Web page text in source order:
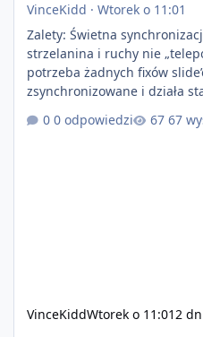
VinceKidd · Wtorek o 11:01
Zalety: Świetna
strzelanina i ruchy nie
potrzeba żadnych fixów
zsynchronizowane i działa stabilnie) Ładne
+ solidny antycheat na poziomie
pisanie własnych modów i
0 odpowiedzi 67
VinceKiddWtorek o 11:012 dn